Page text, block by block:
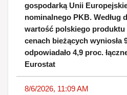
gospodarką Unii
nominalnego PKB. Według
wartość polskiego
cenach bieżących wyniosła
odpowiadało 4,9 proc.
Eurostat
8/6/2026, 11:09 AM